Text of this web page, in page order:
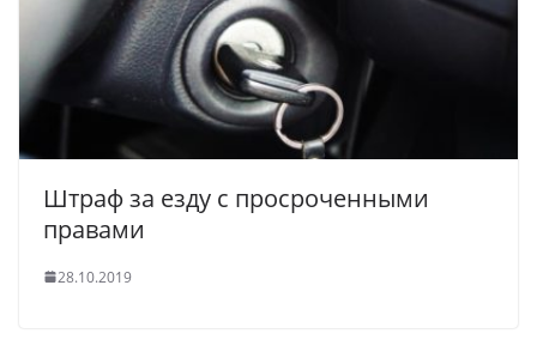
Штраф за езду с просроченными
правами
28.10.2019